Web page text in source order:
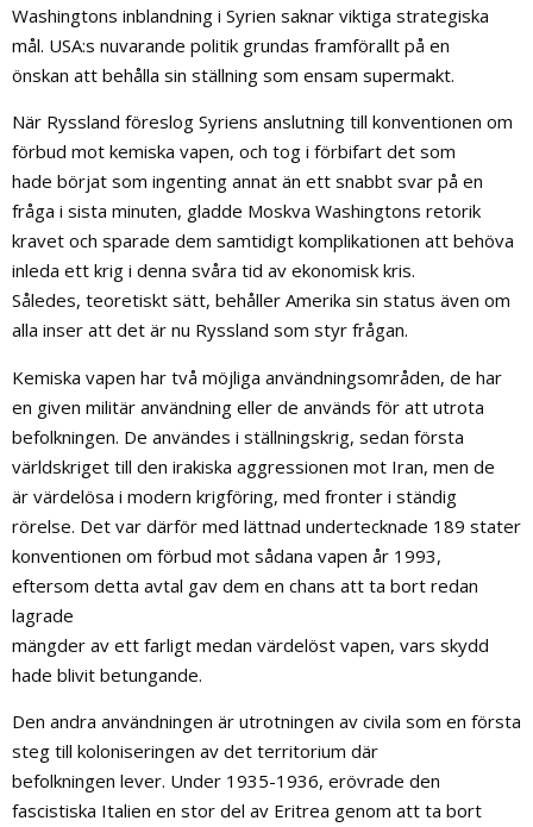
Washingtons inblandning i Syrien saknar viktiga strategiska
mål. USA:s nuvarande politik grundas framförallt på en
önskan att behålla sin ställning som ensam supermakt.
När Ryssland föreslog Syriens anslutning till konventionen om
förbud mot kemiska vapen, och tog i förbifart det som
hade börjat som ingenting annat än ett snabbt svar på en
fråga i sista minuten, gladde Moskva Washingtons retorik
kravet och sparade dem samtidigt komplikationen att behöva
inleda ett krig i denna svåra tid av ekonomisk kris.
Således, teoretiskt sätt, behåller Amerika sin status även om
alla inser att det är nu Ryssland som styr frågan.
Kemiska vapen har två möjliga användningsområden, de har
en given militär användning eller de används för att utrota
befolkningen. De användes i ställningskrig, sedan första
världskriget till den irakiska aggressionen mot Iran, men de
är värdelösa i modern krigföring, med fronter i ständig
rörelse. Det var därför med lättnad undertecknade 189 stater
konventionen om förbud mot sådana vapen år 1993,
eftersom detta avtal gav dem en chans att ta bort redan
lagrade
mängder av ett farligt medan värdelöst vapen, vars skydd
hade blivit betungande.
Den andra användningen är utrotningen av civila som en första
steg till koloniseringen av det territorium där
befolkningen lever. Under 1935-1936, erövrade den
fascistiska Italien en stor del av Eritrea genom att ta bort